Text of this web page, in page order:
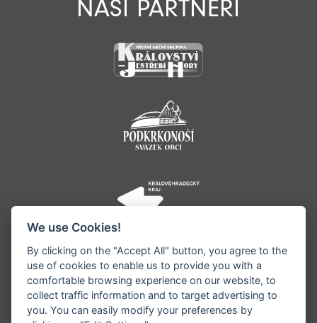
NAŠI PARTNEŘI
We use Cookies!
By clicking on the "Accept All" button, you agree to the
use of cookies to enable us to provide you with a
comfortable browsing experience on our website, to
collect traffic information and to target advertising to
you. You can easily modify your preferences by